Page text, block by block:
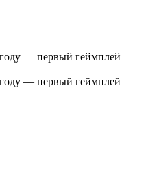
— первый геймплей
— первый геймплей